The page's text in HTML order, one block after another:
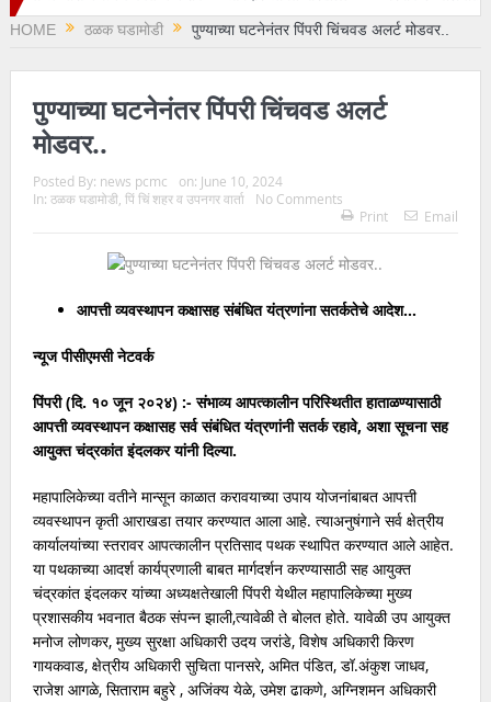
HOME
ठळक घडामोडी पुण्याच्या घटनेनंतर पिंपरी चिंचवड अलर्ट मोडवर..
पुण्याच्या घटनेनंतर पिंपरी चिंचवड अलर्ट
मोडवर..
Posted By: news pcmc on: June 10, 2024
In: ठळक घडामोडी, पिं चिं शहर व उपनगर वार्ता
No Comments
Print
Email
आपत्ती व्यवस्थापन कक्षासह संबंधित यंत्रणांना सतर्कतेचे आदेश…
न्यूज पीसीएमसी नेटवर्क
पिंपरी (दि. १० जून २०२४) :- संभाव्य आपत्कालीन परिस्थितीत हाताळण्यासाठी
आपत्ती व्यवस्थापन कक्षासह सर्व संबंधित यंत्रणांनी सतर्क रहावे, अशा सूचना सह
आयुक्त चंद्रकांत इंदलकर यांनी दिल्या.
महापालिकेच्या वतीने मान्सून काळात करावयाच्या उपाय योजनांबाबत आपत्ती
व्यवस्थापन कृती आराखडा तयार करण्यात आला आहे. त्याअनुषंगाने सर्व क्षेत्रीय
कार्यालयांच्या स्तरावर आपत्कालीन प्रतिसाद पथक स्थापित करण्यात आले आहेत.
या पथकाच्या आदर्श कार्यप्रणाली बाबत मार्गदर्शन करण्यासाठी सह आयुक्त
चंद्रकांत इंदलकर यांच्या अध्यक्षतेखाली पिंपरी येथील महापालिकेच्या मुख्य
प्रशासकीय भवनात बैठक संपन्न झाली,त्यावेळी ते बोलत होते. यावेळी उप आयुक्त
मनोज लोणकर, मुख्य सुरक्षा अधिकारी उदय जरांडे, विशेष अधिकारी किरण
गायकवाड, क्षेत्रीय अधिकारी सुचिता पानसरे, अमित पंडित, डॉ.अंकुश जाधव,
राजेश आगळे, सिताराम बहुरे , अजिंक्य येळे, उमेश ढाकणे, अग्निशमन अधिकारी